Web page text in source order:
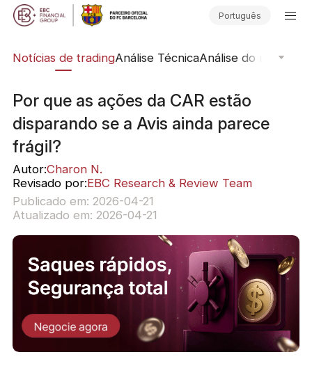
Português
Notícias de tradingAnálise TécnicaAnálise do mercado
Por que as ações da CAR estão
disparando se a Avis ainda parece
frágil?
Autor:Charon N.
Revisado por:EBC Research & Review Team
Publicado em: 2026-04-21
Atualizado em: 2026-04-21